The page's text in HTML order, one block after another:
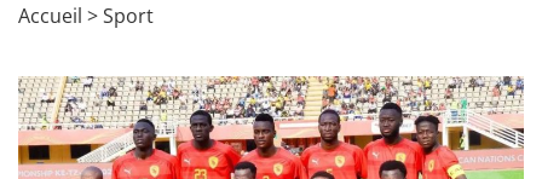
Accueil >Sport